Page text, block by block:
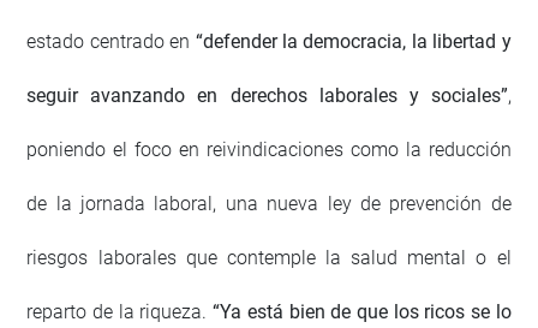
estado centrado en “defender la democracia, la libertad y
seguir avanzando en derechos laborales y sociales”,
poniendo el foco en reivindicaciones como la reducción
de la jornada laboral, una nueva ley de prevención de
riesgos laborales que contemple la salud mental o el
reparto de la riqueza.“Ya está bien de que los ricos se lo